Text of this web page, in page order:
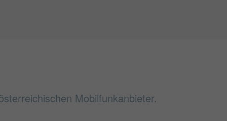
Mobilfunkanbieter.